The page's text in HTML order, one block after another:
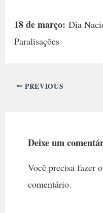
18 de março: Dia
Paralisações
PREVIOUS
Deixe um
Você precisa fazer o
comentário.